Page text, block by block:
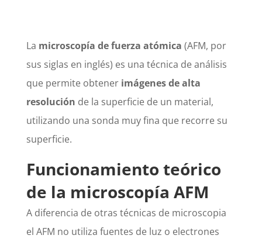
La microscopía de fuerza atómica (AFM, por
sus siglas en inglés) es una técnica de análisis
que permite obtener imágenes de alta
resolución de la superficie de un material,
utilizando una sonda muy fina que recorre su
superficie.
Funcionamiento teórico
de la microscopía AFM
A diferencia de otras técnicas de microscopia
el AFM no utiliza fuentes de luz o electrones